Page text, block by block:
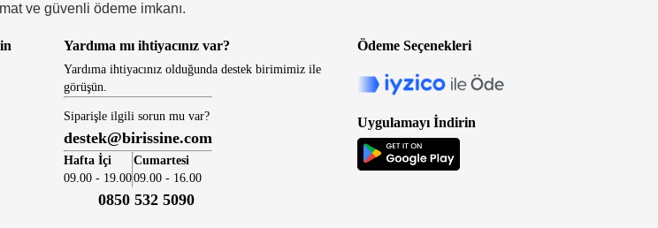
ve güvenli ödeme imkanı.
Yardıma mı ihtiyacınız var?
Yardıma ihtiyacınız olduğunda destek birimimiz ile
görüşün.
Siparişle ilgili sorun mu var?
destek@birissine.com
Hafta İçi
09.00 - 19.00
Cumartesi
09.00 - 16.00
0850 532 5090
Ödeme Seçenekleri
Uygulamayı İndirin